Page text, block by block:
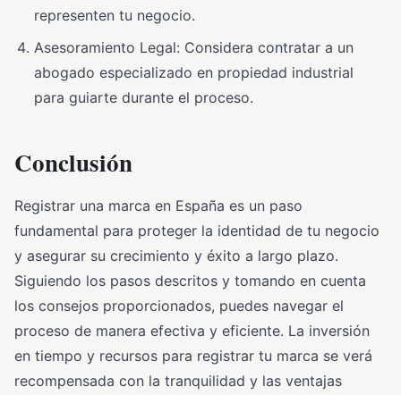
representen tu negocio.
Asesoramiento Legal: Considera contratar a un
abogado especializado en propiedad industrial
para guiarte durante el proceso.
Conclusión
Registrar una marca en España es un paso
fundamental para proteger la identidad de tu negocio
y asegurar su crecimiento y éxito a largo plazo.
Siguiendo los pasos descritos y tomando en cuenta
los consejos proporcionados, puedes navegar el
proceso de manera efectiva y eficiente. La inversión
en tiempo y recursos para registrar tu marca se verá
recompensada con la tranquilidad y las ventajas